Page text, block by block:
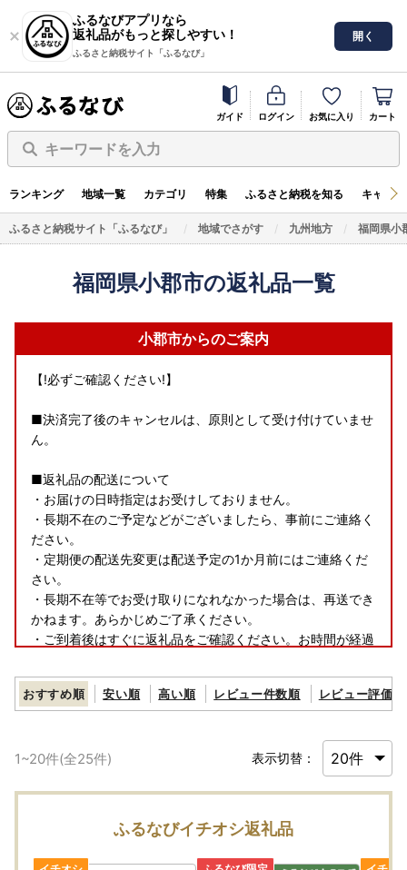
ふるなびアプリなら
返礼品がもっと探しやすい！
ふるさと納税サイト「ふるなび」
開く
ガイド ログイン お気に入り カート
キーワードを入力
ランキング 地域一覧 カテゴリ 特集 ふるさと納税を知る キャン
ふるさと納税サイト「ふるなび」 地域でさがす 九州地方 福岡県小
福岡県小郡市の返礼品一覧
小郡市からのご案内
【!必ずご確認ください!】
■決済完了後のキャンセルは、原則として受け付けていませ
ん。
■返礼品の配送について
・お届けの日時指定はお受けしておりません。
・長期不在のご予定などがございましたら、事前にご連絡く
ださい。
・定期便の配送先変更は配送予定の1か月前にはご連絡くだ
さい。
・長期不在等でお受け取りになれなかった場合は、再送でき
かねます。あらかじめご了承ください。
・ご到着後はすぐに返礼品をご確認ください。お時間が経過
■ワンストップ特例申請書の受付について
＠furusato-lg.jpからのメールが届くように、ドメイン設定
万一申請後10日以上経過してもメールが無い場合は、下記連
絡先までお問合せください。
おすすめ順 安い順 高い順 レビュー件数順 レビュー評価順
1~20件(全25件) 表示切替：
ふるなびイチオシ返礼品